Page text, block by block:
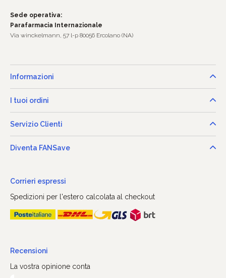
Sede operativa:
Parafarmacia Internazionale
Via winckelmann, 57 l-p 80056 Ercolano (NA)
Informazioni
I tuoi ordini
Servizio Clienti
Diventa FANSave
Corrieri espressi
Spedizioni per l'estero calcolata al checkout
Recensioni
La vostra opinione conta